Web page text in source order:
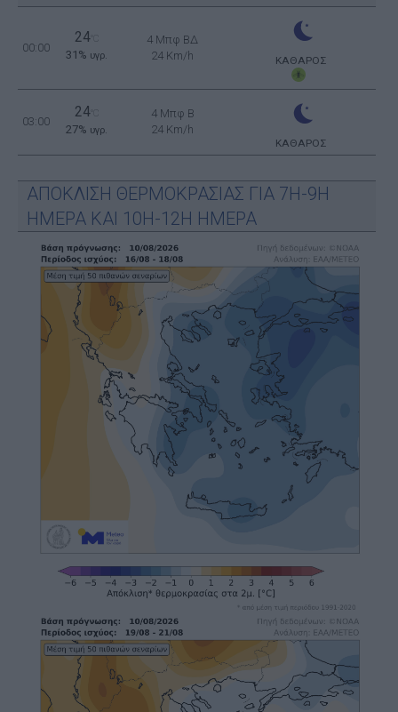
00:00
24°C
31% υγρ.
4 Μπφ ΒΔ
24 Km/h
ΚΑΘΑΡΟΣ
03:00
24°C
27% υγρ.
4 Μπφ B
24 Km/h
ΚΑΘΑΡΟΣ
ΑΠΟΚΛΙΣΗ ΘΕΡΜΟΚΡΑΣΙΑΣ ΓΙΑ 7Η-9Η
ΗΜΕΡΑ ΚΑΙ 10Η-12Η ΗΜΕΡΑ